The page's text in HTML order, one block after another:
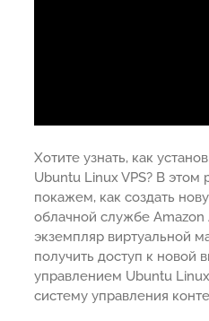
Хотите узнать, как
Ubuntu Linux VPS? В этом
покажем, как создать
облачной службе Amazon
экземпляр виртуальной
получить доступ к новой
управлением Ubuntu Linux
систему управления